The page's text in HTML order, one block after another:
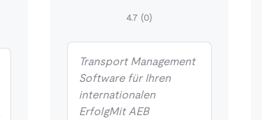
4.7 (0)
Transport Management
Software für Ihren
internationalen
ErfolgMit AEB